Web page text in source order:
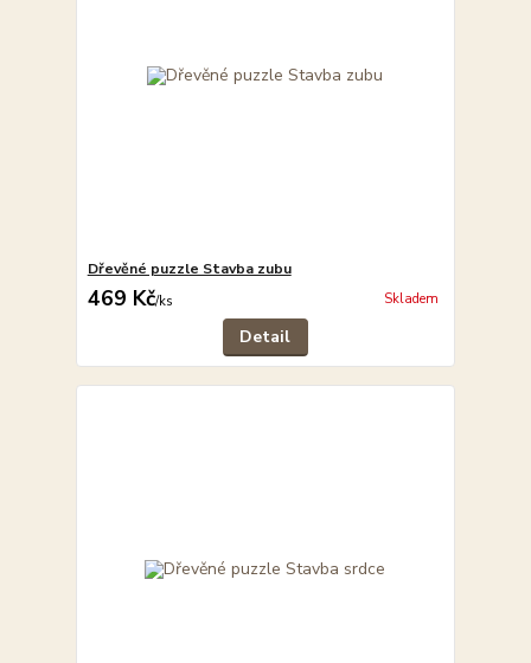
Dřevěné puzzle Stavba zubu
469 Kč/ks Skladem
Detail